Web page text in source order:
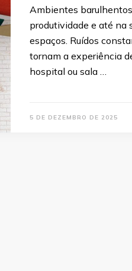
Ambientes
produtividade e até na
espaços. Ruídos
tornam a experiência
hospital ou sala …
5 DE DEZEMBRO DE 2025